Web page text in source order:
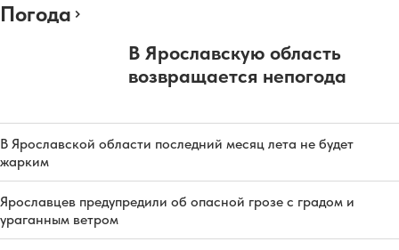
Погода
В Ярославскую область
возвращается непогода
В Ярославской области последний месяц лета не будет
жарким
Ярославцев предупредили об опасной грозе с градом и
ураганным ветром